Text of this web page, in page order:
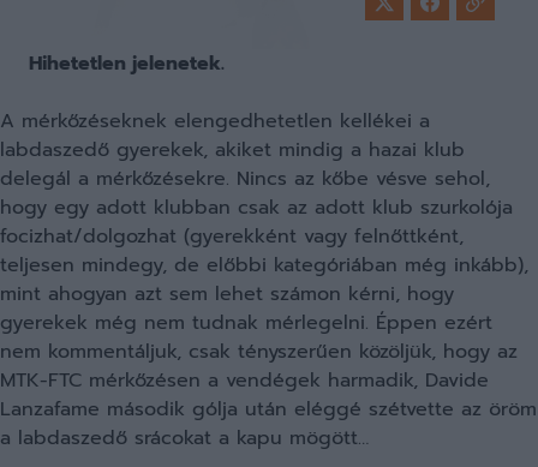
Hihetetlen jelenetek.
A mérkőzéseknek elengedhetetlen kellékei a
labdaszedő gyerekek, akiket mindig a hazai klub
delegál a mérkőzésekre. Nincs az kőbe vésve sehol,
hogy egy adott klubban csak az adott klub szurkolója
focizhat/dolgozhat (gyerekként vagy felnőttként,
teljesen mindegy, de előbbi kategóriában még inkább),
mint ahogyan azt sem lehet számon kérni, hogy
gyerekek még nem tudnak mérlegelni. Éppen ezért
nem kommentáljuk, csak tényszerűen közöljük, hogy az
MTK-FTC mérkőzésen a vendégek harmadik, Davide
Lanzafame második gólja után eléggé szétvette az öröm
a labdaszedő srácokat a kapu mögött…